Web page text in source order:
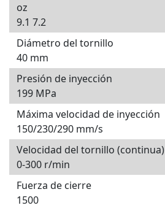
oz
9.1 7.2
Diámetro del tornillo
40 mm
Presión de inyección
199 MPa
Máxima velocidad de inyección
150/230/290 mm/s
Velocidad del tornillo (continua)
0-300 r/min
Fuerza de cierre
1500